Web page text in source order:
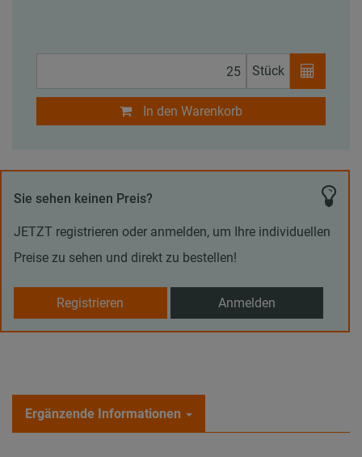
Stück
In den Warenkorb
Sie sehen keinen Preis?
JETZT registrieren oder anmelden, um Ihre individuellen
Preise zu sehen und direkt zu bestellen!
Registrieren Anmelden
Ergänzende Informationen